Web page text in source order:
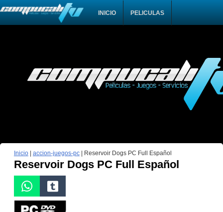
INICIO PELICULAS
Inicio| accion-juegos-pc| Reservoir Dogs PC Full Español
Reservoir Dogs PC Full Español